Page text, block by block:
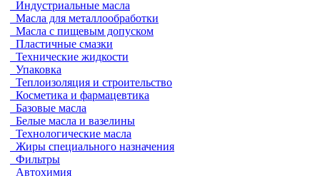
Индустриальные масла
Масла для металлообработки
Масла с пищевым допуском
Пластичные смазки
Технические жидкости
Упаковка
Теплоизоляция и строительство
Косметика и фармацевтика
Базовые масла
Белые масла и вазелины
Технологические масла
Жиры специального назначения
Фильтры
Автохимия